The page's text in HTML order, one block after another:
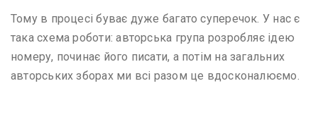
Тому в процесі буває дуже багато суперечок. У нас є
така схема роботи: авторська група розробляє ідею
номеру, починає його писати, а потім на загальних
авторських зборах ми всі разом це вдосконалюємо.